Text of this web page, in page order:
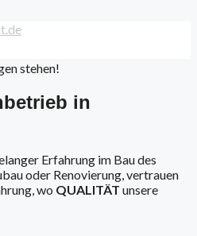
stehen!
in
Erfahrung im Bau des
oder Renovierung, vertrauen
wo QUALITÄT unsere